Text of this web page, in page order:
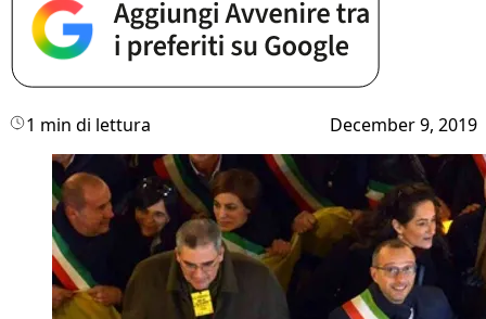
1 min di lettura December 9, 2019